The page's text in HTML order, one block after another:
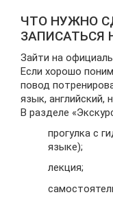
ЧТО НУЖНО
ЗАПИСАТЬСЯ
Зайти на
Если хорошо
повод
язык, английский,
В разделе
прогулка с
языке);
лекция;